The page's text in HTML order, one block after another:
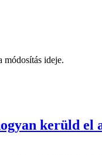
módosítás ideje.
kerüld el